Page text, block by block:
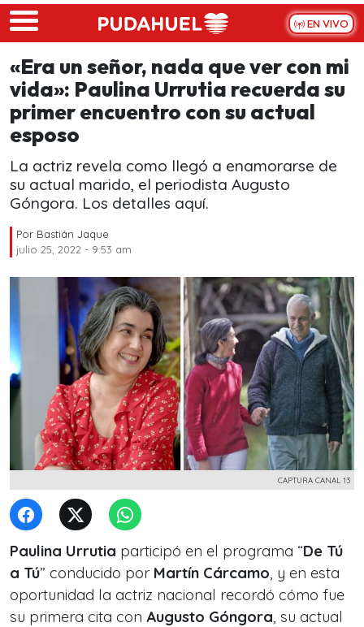
Skip to main content
EN VIVO
«Era un señor, nada que ver con mi
vida»: Paulina Urrutia recuerda su
primer encuentro con su actual
esposo
La actriz revela como llegó a enamorarse de
su actual marido, el periodista Augusto
Góngora. Los detalles aquí.
Por Bastián Jaque
julio 25, 2022 - 9:53 am
CAPTURA CANAL 13
Paulina Urrutia participó en el programa “De Tú
a Tú” conducido por Martín Cárcamo, y en esta
oportunidad la actriz nacional recordó cómo fue
su primera cita con Augusto Góngora, su actual